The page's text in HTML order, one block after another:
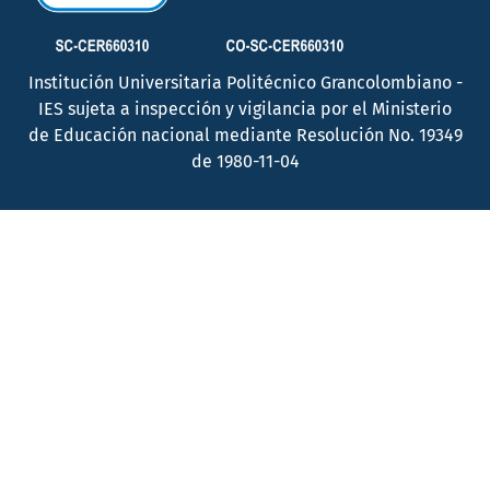
Institución Universitaria Politécnico Grancolombiano -
IES sujeta a inspección y vigilancia por el Ministerio
de Educación nacional mediante Resolución No. 19349
de 1980-11-04